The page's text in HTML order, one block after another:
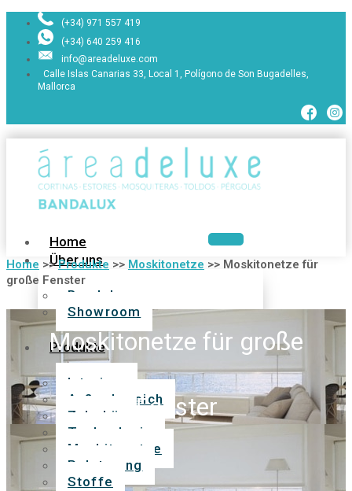
(+34) 971 557 419
(+34) 640 259 416
info@areadeluxe.com
Calle Islas Canarias 33, Local 1, Polígono de Son Bugadelles,
Mallorca
Home
Über uns
Bandalux
Showroom
Produkte
Interieur
Außenbereich
Zubehör
Technologie
Moskitonetze
Polsterung
Stoffe
Home >>Produkte >> Moskitonetze >> Moskitonetze für
große Fenster
Moskitonetze für große
Fenster